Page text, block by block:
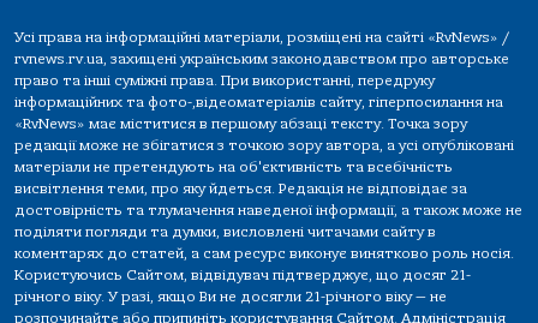
Усі права на інформаційні матеріали, розміщені на сайті «RvNews» /
rvnews.rv.ua, захищені українським законодавством про авторське
право та інші суміжні права. При використанні, передруку
інформаційних та фото-,відеоматеріалів сайту, гіперпосилання на
«RvNews» має міститися в першому абзаці тексту. Точка зору
редакції може не збігатися з точкою зору автора, а усі опубліковані
матеріали не претендують на об'єктивність та всебічність
висвітлення теми, про яку йдеться. Редакція не відповідає за
достовірність та тлумачення наведеної інформації, а також може не
поділяти погляди та думки, висловлені читачами сайту в
коментарях до статей, а сам ресурс виконує винятково роль носія.
Користуючись Сайтом, відвідувач підтверджує, що досяг 21-
річного віку. У разі, якщо Ви не досягли 21-річного віку — не
розпочинайте або припиніть користування Сайтом. Адміністрація